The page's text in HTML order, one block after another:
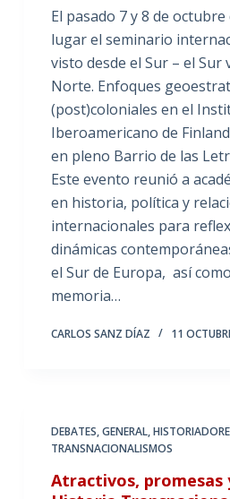
El pasado 7 y 8 de
lugar el seminario
visto desde el Sur – el Sur
Norte. Enfoques
(post)coloniales en el
Iberoamericano de
en pleno Barrio de las
Este evento reunió a
en historia, política y
internacionales para
dinámicas
el Sur de Europa, así
memoria…
CARLOS SANZ DÍAZ 11
DEBATES,GENERAL,
TRANSNACIONALISMOS
Atractivos, promesas